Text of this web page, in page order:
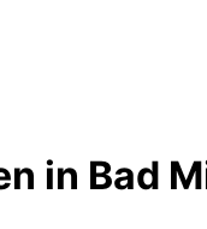
in Bad